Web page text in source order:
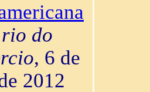
do
, 6 de
2012